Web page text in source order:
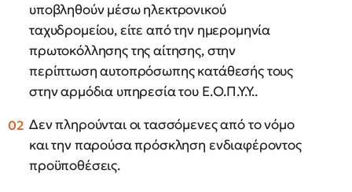
υποβληθούν μέσω ηλεκτρονικού
ταχυδρομείου, είτε από την ημερομηνία
πρωτοκόλλησης της αίτησης, στην
περίπτωση αυτοπρόσωπης κατάθεσής τους
στην αρμόδια υπηρεσία του Ε.Ο.Π.Υ.Υ..
Δεν πληρούνται οι τασσόμενες από το νόμο
και την παρούσα πρόσκληση ενδιαφέροντος
προϋποθέσεις.